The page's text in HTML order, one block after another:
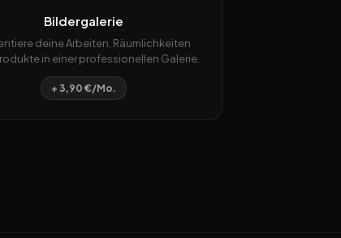
Bildergalerie
deine Arbeiten, Räumlichkeiten
in einer professionellen Galerie.
+ 3,90 €/Mo.